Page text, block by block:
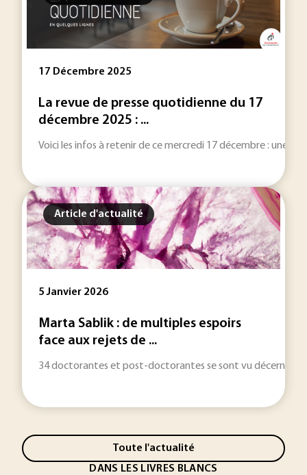
17 Décembre 2025
La revue de presse quotidienne du 17
décembre 2025 : ...
Voici les infos à retenir de ce mercredi 17 décembre : une
Article d'actualité
5 Janvier 2026
Marta Sablik : de multiples espoirs
face aux rejets de ...
34 doctorantes et post-doctorantes se sont vu décerner, le 8
Toute l'actualité
DANS LES LIVRES BLANCS